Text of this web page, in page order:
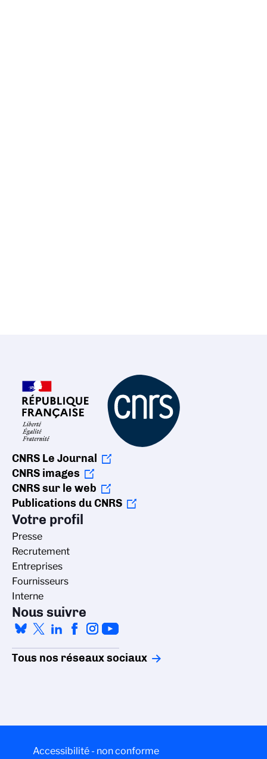
CNRS Le Journal
CNRS images
CNRS sur le web
Publications du CNRS
Votre profil
Presse
Recrutement
Entreprises
Fournisseurs
Interne
Nous suivre
Tous nos réseaux sociaux
Accessibilité - non conforme